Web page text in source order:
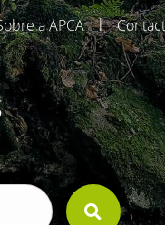
a APCA |